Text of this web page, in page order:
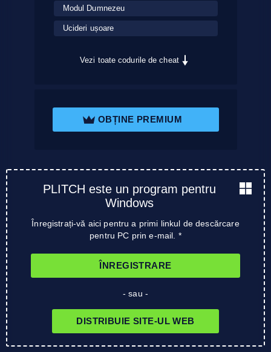
Modul Dumnezeu
Ucideri ușoare
Vezi toate codurile de cheat
OBȚINE PREMIUM
PLITCH este un program pentru
Windows
Înregistrați-vă aici pentru a primi linkul de descărcare
pentru PC prin e-mail. *
ÎNREGISTRARE
- sau -
DISTRIBUIE SITE-UL WEB